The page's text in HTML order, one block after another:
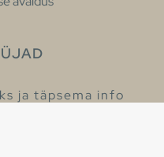
ja täpsema info